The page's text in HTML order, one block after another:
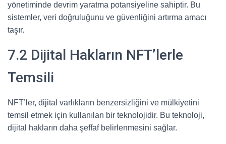
yönetiminde devrim yaratma potansiyeline sahiptir. Bu
sistemler, veri doğruluğunu ve güvenliğini artırma amacı
taşır.
7.2 Dijital Hakların NFT’lerle
Temsili
NFT’ler, dijital varlıkların benzersizliğini ve mülkiyetini
temsil etmek için kullanılan bir teknolojidir. Bu teknoloji,
dijital hakların daha şeffaf belirlenmesini sağlar.